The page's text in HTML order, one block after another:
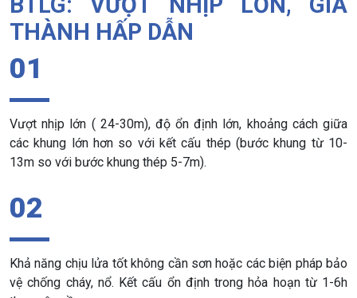
THÀNH HẤP DẪN
01
Vượt nhịp lớn ( 24-30m), độ ổn định lớn, khoảng cách giữa
các khung lớn hơn so với kết cấu thép (bước khung từ 10-
13m so với bước khung thép 5-7m).
02
Khả năng chịu lửa tốt không cần sơn hoặc các biện pháp bảo
vệ chống cháy, nổ. Kết cấu ổn định trong hỏa hoạn từ 1-6h